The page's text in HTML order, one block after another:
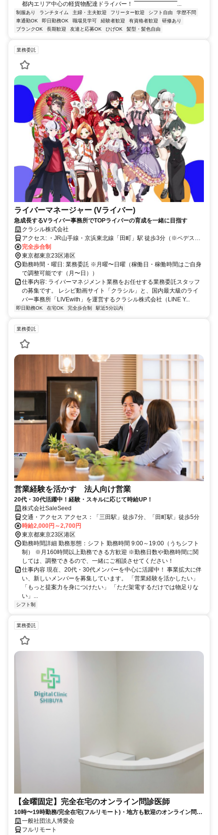
都内エリア中心の軽貨物配達ドライバー！ ‾‾‾‾‾‾‾‾‾‾‾‾‾‾‾‾‾‾‾‾‾‾...
制服あり ランチタイム 主婦・主夫歓迎 フリーター歓迎 シフト自由
学歴不問
車通勤OK
即日勤務OK 職場見学可 経験者歓迎 有資格者歓迎
研修あり
ブランクOK
長期歓迎 友達と応募OK ひげOK 髪型・髪色自由
業務委託
ライバーマネージャー (Vライバー)
急成長するVライバー事務所でTOPライバーの育成を一緒に目指す
クラシル株式会社
アクセス: ・JR山手線・京浜東北線「田町」駅 徒歩3分（※ペデスト
リアンデッキー直結） ・都営三田線・浅草線「三田」駅 徒歩13分 ※
出社の場合​
完全歩合制
東京都東京23区港区
勤務時間・曜日: 業務委託 ※月曜〜日曜（稼働日・稼働時間はご自身
で調整可能です（月〜日））
仕事内容: ライバーマネジメント業務をお任せする業務委託スタッフ
の募集です。 レシピ動画サイト「クラシル」と、国内最大級のライ
バー事務所「LIVEwith」を運営するクラシル株式会社（LINE Y...
即日勤務OK 在宅OK 完全歩合制 駅近5分以内
業務委託
営業経験を活かす 法人向け営業
20代・30代活躍中！経験・スキルに応じて時給UP！
株式会社SaleSeed
交通・アクセス アクセス：「三田駅」徒歩7分、「田町駅」徒歩5分
時給2,000円～2,700円
東京都東京23区港区
勤務時間詳細 勤務形態：シフト 勤務時間 9:00～19:00（うちシフト
制） ※月160時間以上勤務できる方歓迎 ※勤務日数や勤務時間に関
しては、調整できるので、一緒にご相談させてください！
仕事内容 現在、20代・30代メンバーを中心に活躍中！ 事業拡大に伴
い、新しいメンバーを募集しています。 「営業経験を活かしたい」
「もっと提案力を身につけたい」 「ただ架電するだけでは物足りな
い」...
シフト制
業務委託
【金曜固定】完全在宅のオンライン問診医師
10時〜19時勤務/完全在宅(フルリモート)・地方も歓迎のオンライン問診
業務一般社団法人博愛会
フルリモート